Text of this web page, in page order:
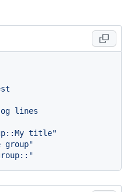
lines